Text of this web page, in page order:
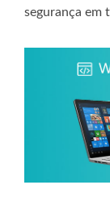
segurança em